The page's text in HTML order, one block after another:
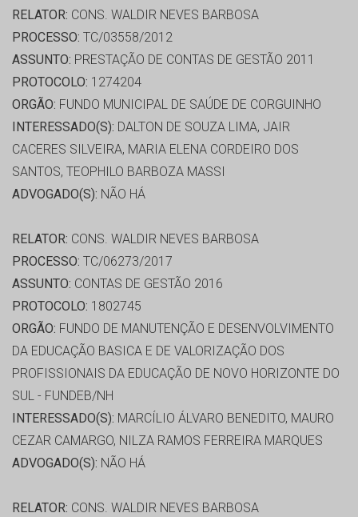
RELATOR: CONS. WALDIR NEVES BARBOSA
PROCESSO: TC/03558/2012
ASSUNTO: PRESTAÇÃO DE CONTAS DE GESTÃO 2011
PROTOCOLO: 1274204
ORGÃO: FUNDO MUNICIPAL DE SAÚDE DE CORGUINHO
INTERESSADO(S): DALTON DE SOUZA LIMA, JAIR
CACERES SILVEIRA, MARIA ELENA CORDEIRO DOS
SANTOS, TEOPHILO BARBOZA MASSI
ADVOGADO(S): NÃO HÁ
RELATOR: CONS. WALDIR NEVES BARBOSA
PROCESSO: TC/06273/2017
ASSUNTO: CONTAS DE GESTÃO 2016
PROTOCOLO: 1802745
ORGÃO: FUNDO DE MANUTENÇÃO E DESENVOLVIMENTO
DA EDUCAÇÃO BASICA E DE VALORIZAÇÃO DOS
PROFISSIONAIS DA EDUCAÇÃO DE NOVO HORIZONTE DO
SUL - FUNDEB/NH
INTERESSADO(S): MARCÍLIO ÁLVARO BENEDITO, MAURO
CEZAR CAMARGO, NILZA RAMOS FERREIRA MARQUES
ADVOGADO(S): NÃO HÁ
RELATOR: CONS. WALDIR NEVES BARBOSA